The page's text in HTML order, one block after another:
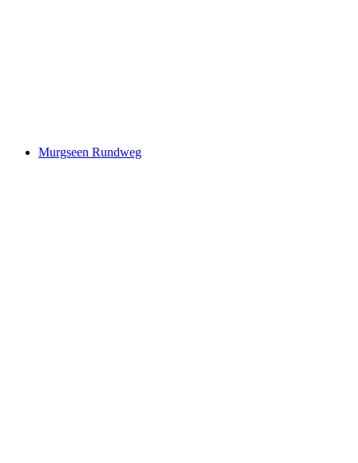
Murgseen Rundweg